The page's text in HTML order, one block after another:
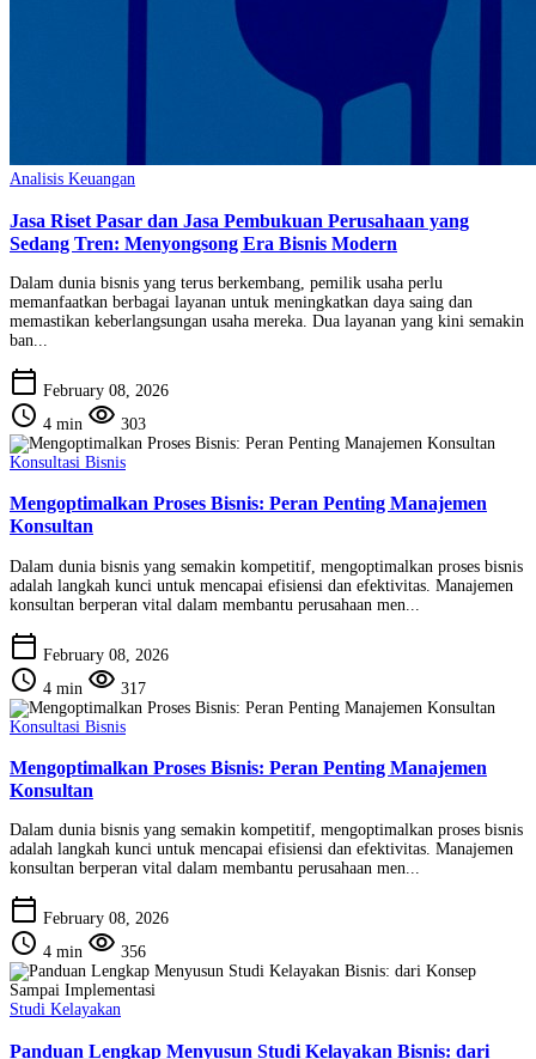
Analisis Keuangan
Jasa Riset Pasar dan Jasa Pembukuan Perusahaan yang
Sedang Tren: Menyongsong Era Bisnis Modern
Dalam dunia bisnis yang terus berkembang, pemilik usaha perlu
memanfaatkan berbagai layanan untuk meningkatkan daya saing dan
memastikan keberlangsungan usaha mereka. Dua layanan yang kini semakin
ban...
calendar_today February 08, 2026
schedule 4 min visibility 303
Konsultasi Bisnis
Mengoptimalkan Proses Bisnis: Peran Penting Manajemen
Konsultan
Dalam dunia bisnis yang semakin kompetitif, mengoptimalkan proses bisnis
adalah langkah kunci untuk mencapai efisiensi dan efektivitas. Manajemen
konsultan berperan vital dalam membantu perusahaan men...
calendar_today February 08, 2026
schedule 4 min visibility 317
Konsultasi Bisnis
Mengoptimalkan Proses Bisnis: Peran Penting Manajemen
Konsultan
Dalam dunia bisnis yang semakin kompetitif, mengoptimalkan proses bisnis
adalah langkah kunci untuk mencapai efisiensi dan efektivitas. Manajemen
konsultan berperan vital dalam membantu perusahaan men...
calendar_today February 08, 2026
schedule 4 min visibility 356
Studi Kelayakan
Panduan Lengkap Menyusun Studi Kelayakan Bisnis: dari